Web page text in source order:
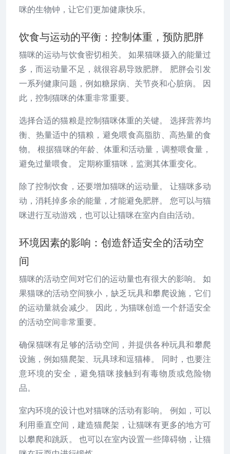
咪的生物钟，让它们更加健康快乐。
饮食与运动的平衡：控制体重，预防肥胖
猫咪的运动与饮食密切相关。 如果猫咪摄入的能量过
多，而运动量不足，就很容易导致肥胖。 肥胖会引发
一系列健康问题，例如糖尿病、关节炎和心脏病。 因
此，控制猫咪的体重非常重要。
选择合适的猫粮是控制猫咪体重的关键。 选择营养均
衡、热量适中的猫粮，避免喂食高脂肪、高热量的食
物。 根据猫咪的年龄、体重和活动量，调整喂食量，
避免过量喂食。 定期称重猫咪，监测其体重变化。
除了控制饮食，还要增加猫咪的运动量。 让猫咪多动
动，消耗掉多余的能量，才能避免肥胖。 您可以与猫
咪进行互动游戏，也可以让猫咪在室内自由活动。
环境因素的影响：创造舒适安全的活动空
间
猫咪的活动空间对它们的运动量也有很大的影响。 如
果猫咪的活动空间狭小，缺乏玩具和攀爬设施，它们
的运动量就会减少。 因此，为猫咪创造一个舒适安全
的活动空间非常重要。
确保猫咪有足够的活动空间，并提供各种玩具和攀爬
设施，例如猫爬架、玩具球和逗猫棒。 同时，也要注
意环境的安全，避免猫咪接触到有毒物质或危险物
品。
室内环境的设计也对猫咪的活动有影响。 例如，可以
利用垂直空间，建造猫爬架，让猫咪有更多的地方可
以攀爬和跳跃。 也可以在室内设置一些障碍物，让猫